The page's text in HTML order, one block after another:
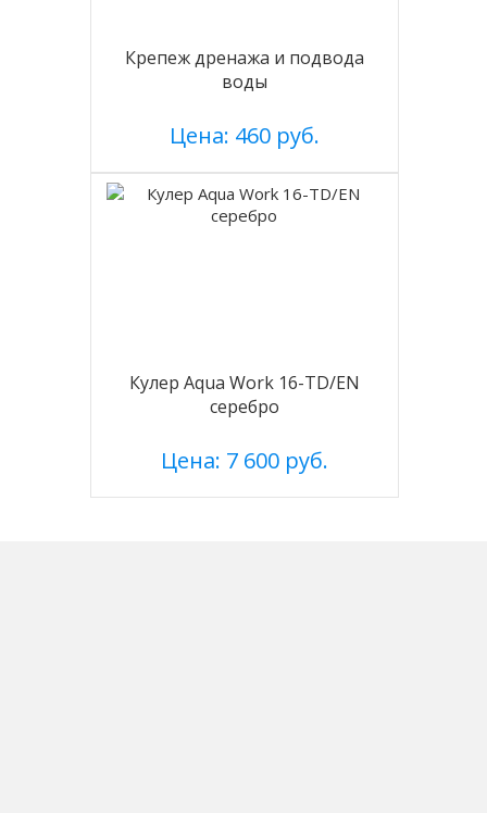
Крепеж дренажа и подвода
воды
Цена: 460 руб.
Кулер Aqua Work 16-TD/EN
серебро
Цена: 7 600 руб.